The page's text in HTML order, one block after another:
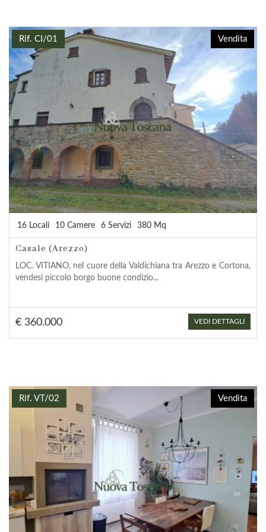
Vendita
Rif. CI/01
16 Locali 10 Camere 6 Servizi 380 Mq
Casale (Arezzo)
LOC. VITIANO, nel cuore della Valdichiana tra Arezzo e Cortona,
vendesi piccolo borgo buone condizio...
€ 360.000 VEDI DETTAGLI
Vendita
Rif. VT/02